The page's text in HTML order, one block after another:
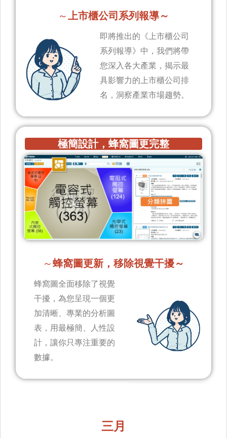
～上市櫃公司系列報導～
即將推出的《上市櫃公司
系列報導》中，我們將帶
您深入各大產業，揭示最
具影響力的上市櫃公司排
名，洞察產業市場趨勢。
極簡設計，蜂窩圖更完整
～蜂窩圖更新，移除視覺干擾～
蜂窩圖全面移除了視覺
干擾，為您呈現一個更
加清晰、專業的分析圖
表，用最極簡、人性設
計，讓你只專注重要的
數據。
三月